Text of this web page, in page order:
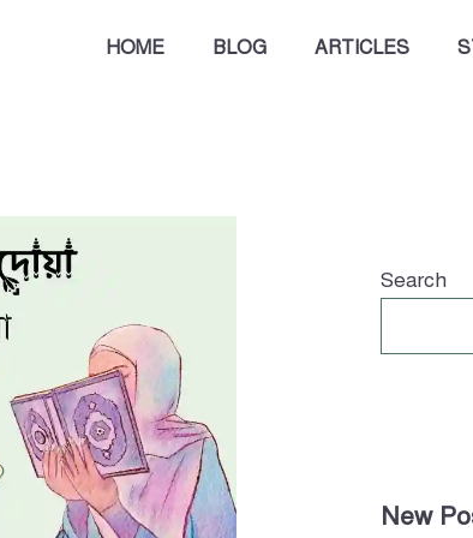
HOME BLOG ARTICLES
Search
New